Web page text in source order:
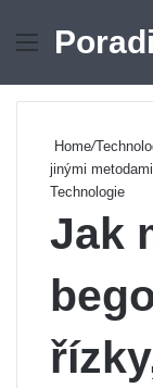
Menu
Home/
jinými metodami
Technologie
Jak